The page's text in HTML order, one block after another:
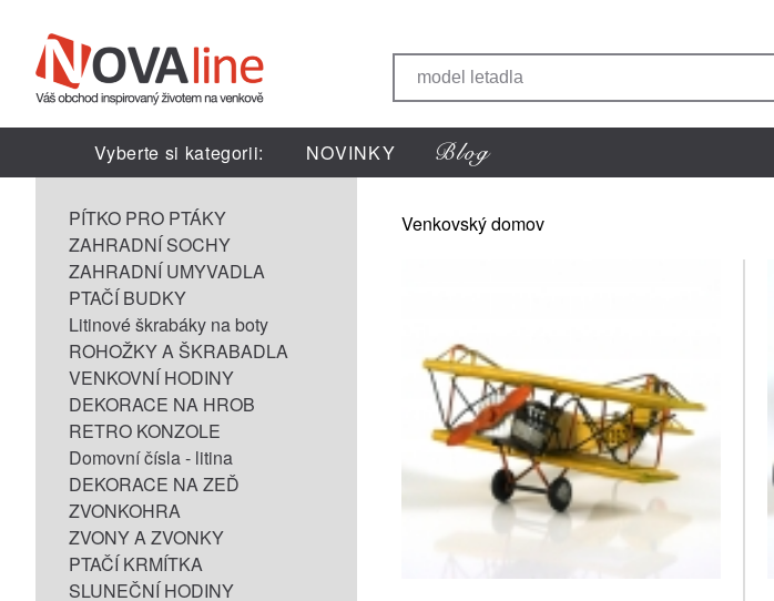
Vyberte si kategorii: NOVINKY
PÍTKO PRO PTÁKY
ZAHRADNÍ SOCHY
ZAHRADNÍ UMYVADLA
PTAČÍ BUDKY
Litinové škrabáky na boty
ROHOŽKY A ŠKRABADLA
VENKOVNÍ HODINY
DEKORACE NA HROB
RETRO KONZOLE
Domovní čísla - litina
DEKORACE NA ZEĎ
ZVONKOHRA
ZVONY A ZVONKY
PTAČÍ KRMÍTKA
SLUNEČNÍ HODINY
Venkovský domov